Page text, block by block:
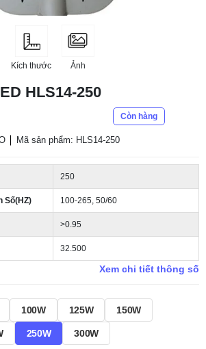
Kích thước Ảnh
HLS14-250
Còn hàng
Mã sản phẩm: HLS14-250
250
Số(HZ) 100-265, 50/60
>0.95
32.500
Xem chi tiết thông số
100W 125W 150W
250W 300W